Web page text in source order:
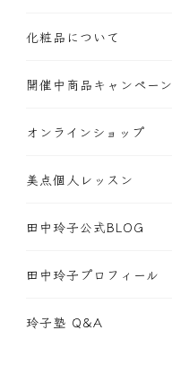
化粧品について
開催中商品キャンペーン
オンラインショップ
美点個人レッスン
田中玲子公式BLOG
田中玲子プロフィール
玲子塾 Q&A